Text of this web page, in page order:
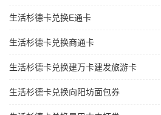
生活杉德卡兑换E通卡
生活杉德卡兑换商通卡
生活杉德卡兑换建万卡建发旅游卡
生活杉德卡兑换向阳坊面包券